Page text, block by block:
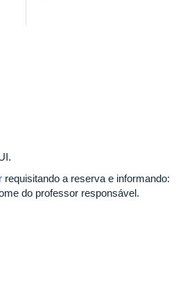
requisitando a reserva e informando:
do professor responsável.